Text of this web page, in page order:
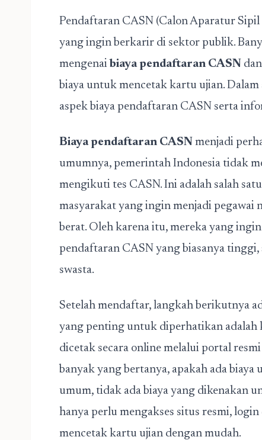
Pendaftaran CASN (Calon Aparatur
yang ingin berkarir di sektor publik.
mengenai biaya pendaftaran CASN
biaya untuk mencetak kartu ujian.
aspek biaya pendaftaran CASN serta
Biaya pendaftaran CASN menjadi
umumnya, pemerintah Indonesia tidak
mengikuti tes CASN. Ini adalah salah
masyarakat yang ingin menjadi pegawai
berat. Oleh karena itu, mereka yang
pendaftaran CASN yang biasanya
swasta.
Setelah mendaftar, langkah berikutnya
yang penting untuk diperhatikan adalah
dicetak secara online melalui portal
banyak yang bertanya, apakah ada
umum, tidak ada biaya yang dikenakan
hanya perlu mengakses situs resmi,
mencetak kartu ujian dengan mudah.